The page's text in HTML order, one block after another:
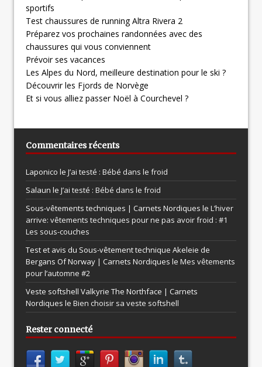
sportifs
Test chaussures de running Altra Rivera 2
Préparez vos prochaines randonnées avec des
chaussures qui vous conviennent
Prévoir ses vacances
Les Alpes du Nord, meilleure destination pour le ski ?
Découvrir les Fjords de Norvège
Et si vous alliez passer Noël à Courchevel ?
Commentaires récents
Laponico le J’ai testé : Bébé dans le froid
Salaun le J’ai testé : Bébé dans le froid
Sous-vêtements techniques | Carnets Nordiques le L’hiver
arrive: vêtements techniques pour ne pas avoir froid : #1
Les sous-couches
Test et avis du Sous-vêtement technique Akeleie de
Bergans Of Norway | Carnets Nordiques le Mes vêtements
pour l’automne #2
Veste softshell Valkyrie The Northface | Carnets
Nordiques le Bien choisir sa veste softshell
Rester connecté